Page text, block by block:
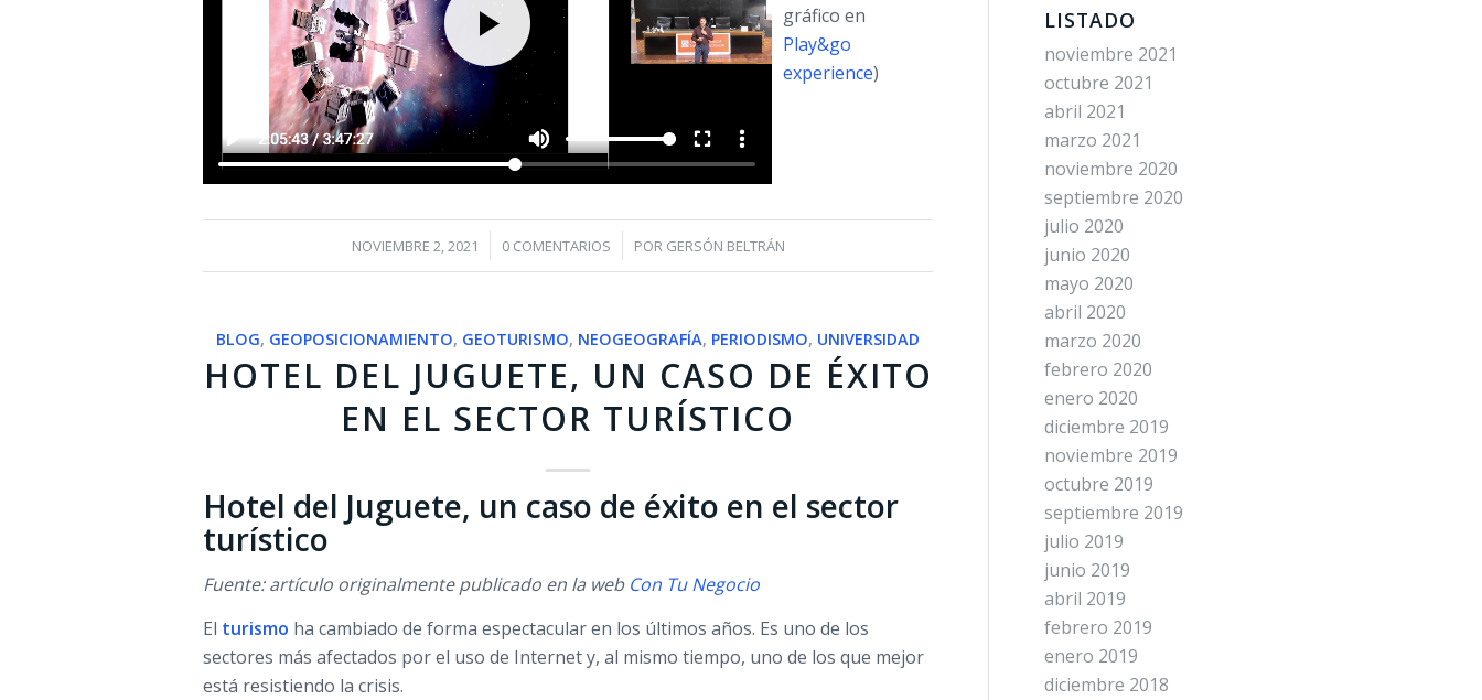
gráfico en
Play&go
experience)
NOVIEMBRE 2, 2021
/ 0 COMENTARIOS
/ POR GERSÓN BELTRÁN
BLOG, GEOPOSICIONAMIENTO, GEOTURISMO, NEOGEOGRAFÍA, PERIODISMO, UNIVERSIDAD
HOTEL DEL JUGUETE, UN CASO DE ÉXITO
EN EL SECTOR TURÍSTICO
Hotel del Juguete, un caso de éxito en el sector
turístico
Fuente: artículo originalmente publicado en la web Con Tu Negocio
El turismo ha cambiado de forma espectacular en los últimos años. Es uno de los
sectores más afectados por el uso de Internet y, al mismo tiempo, uno de los que mejor
está resistiendo la crisis.
LISTADO
noviembre 2021
octubre 2021
abril 2021
marzo 2021
noviembre 2020
septiembre 2020
julio 2020
junio 2020
mayo 2020
abril 2020
marzo 2020
febrero 2020
enero 2020
diciembre 2019
noviembre 2019
octubre 2019
septiembre 2019
julio 2019
junio 2019
abril 2019
febrero 2019
enero 2019
diciembre 2018